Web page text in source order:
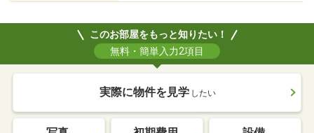
このお部屋をもっと知りたい！
無料・簡単入力2項目
実際に物件を見学 したい